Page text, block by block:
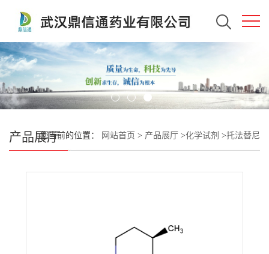
产品展厅您当前的位置： 网站首页 > 产品展厅 >化学试剂 >托法替尼